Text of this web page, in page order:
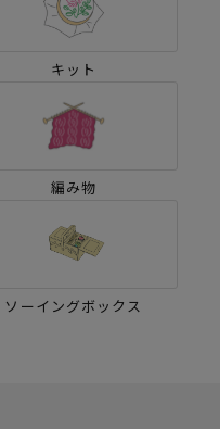
キット
編み物
ソーイングボックス